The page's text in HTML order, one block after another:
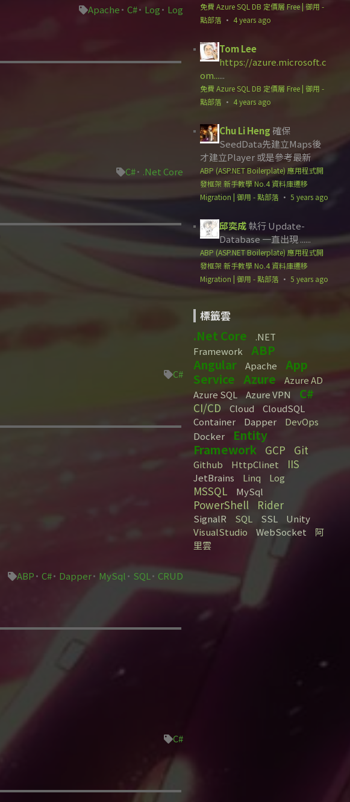
Apache
C# Log Log
C#
.Net Core
C#
ABP
C# Dapper MySql SQL CRUD
C#
免費 Azure SQL DB 定價層 Free | 御用 -
點部落 · 4 years ago
Tom Lee
https://azure.microsoft.c
om......
免費 Azure SQL DB 定價層 Free | 御用 -
點部落 · 4 years ago
Chu Li Heng 確保
SeedData先建立Maps後
才建立Player 或是參考最新
ABP (ASP.NET Boilerplate) 應用程式開
發框架 新手教學 No.4 資料庫遷移
Migration | 御用 - 點部落 ·5 years ago
邱奕成執行 Update-
Database 一直出現 ......
ABP (ASP.NET Boilerplate) 應用程式開
發框架 新手教學 No.4 資料庫遷移
Migration | 御用 - 點部落 ·5 years ago
標籤雲
.Net Core
.NET
Framework
ABP
Angular
Apache
App
Service Azure
Azure AD
Azure SQL
Azure VPN C#
CI/CD Cloud
CloudSQL
Container
Dapper
DevOps
Docker
Entity
Framework
GCP Git
Github HttpClinet IIS
JetBrains Linq Log
MSSQL MySql
PowerShell Rider
SignalR SQL SSL
Unity
VisualStudio
WebSocket
阿
里雲